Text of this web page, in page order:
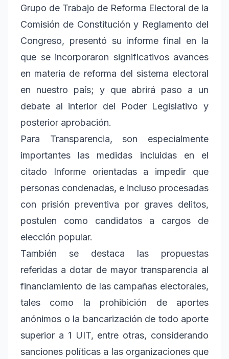
Grupo de Trabajo de Reforma Electoral de la
Comisión de Constitución y Reglamento del
Congreso, presentó su informe final en la
que se incorporaron significativos avances
en materia de reforma del sistema electoral
en nuestro país; y que abrirá paso a un
debate al interior del Poder Legislativo y
posterior aprobación.
Para Transparencia, son especialmente
importantes las medidas incluidas en el
citado Informe orientadas a impedir que
personas condenadas, e incluso procesadas
con prisión preventiva por graves delitos,
postulen como candidatos a cargos de
elección popular.
También se destaca las propuestas
referidas a dotar de mayor transparencia al
financiamiento de las campañas electorales,
tales como la prohibición de aportes
anónimos o la bancarización de todo aporte
superior a 1 UIT, entre otras, considerando
sanciones políticas a las organizaciones que